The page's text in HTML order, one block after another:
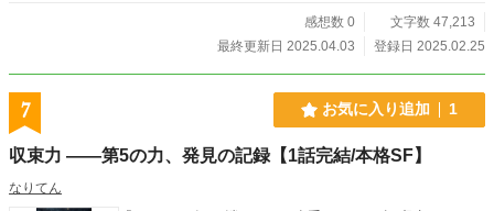
感想数 0
文字数 47,213
最終更新日 2025.04.03
登録日 2025.02.25
7 お気に入り追加 1
収束力 ――第5の力、発見の記録【1話完結/本格SF】
なりてん